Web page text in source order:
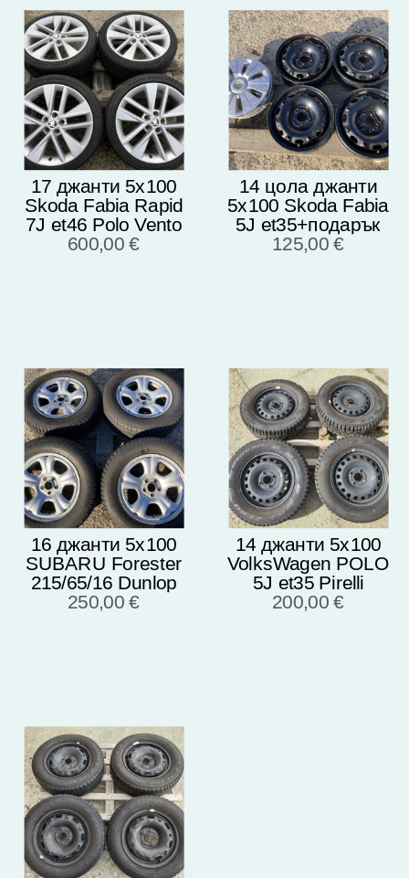
17 джанти 5х100
Skoda Fabia Rapid
7J et46 Polo Vento
215/40/17 Hankook
600,00 €
14 цола джанти
5х100 Skoda Fabia
5J et35+подарък
Тасове
125,00 €
16 джанти 5х100
SUBARU Forester
215/65/16 Dunlop
2014г 5,5-6,5мм
250,00 €
14 джанти 5х100
VolksWagen POLO
5J et35 Pirelli
175/70/14 2020г
200,00 €